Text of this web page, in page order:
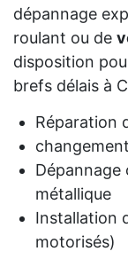
dépannage
roulant ou de
disposition
brefs délais à
Réparation
Dépannage
métallique
Installation
motorisés)